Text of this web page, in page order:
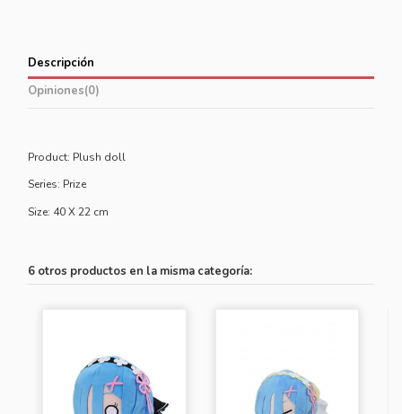
Descripción
Opiniones(0)
Product: Plush doll
Series: Prize
Size: 40 X 22 cm
6 otros productos en la misma categoría: